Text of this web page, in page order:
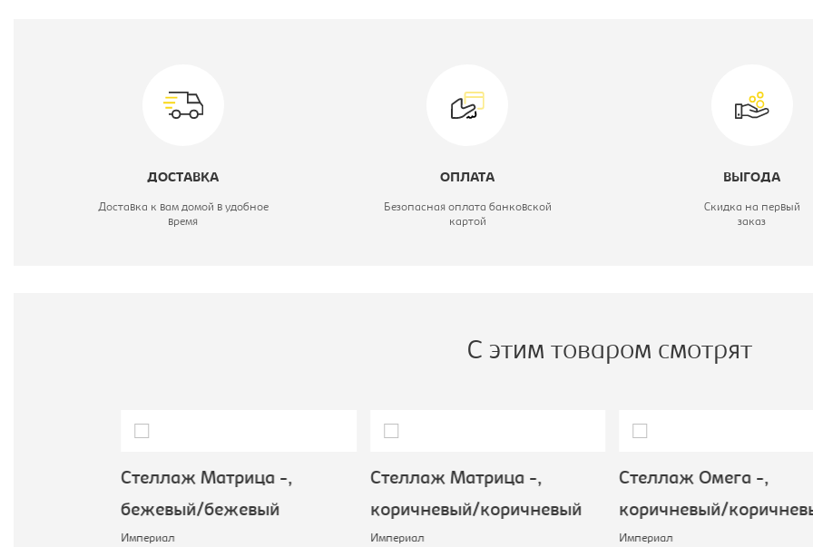
Вид стеллажа/полка/дверь: Полка навесная
Цветовое решение:
ДОСТАВКА
Доставка к вам домой в удобное
время
ОПЛАТА
Безопасная оплата банковской
картой
ВЫГОДА
Скидка на первый
заказ
С этим товаром смотрят
Стеллаж Матрица -,
бежевый/бежевый
Империал
Стеллаж Матрица -,
коричневый/коричневый
Империал
Стеллаж Омега -,
коричневый/
Империал